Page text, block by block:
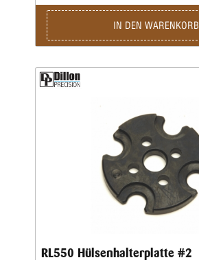
IN DEN WARENKORB
RL550 Hülsenhalterplatte #2